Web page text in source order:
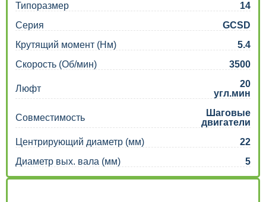
Типоразмер
14
Серия
GCSD
Крутящий момент (Нм)
5.4
Скорость (Об/мин)
3500
Люфт
20
угл.мин
Совместимость
Шаговые
двигатели
Центрирующий диаметр (мм)
22
Диаметр вых. вала (мм)
5